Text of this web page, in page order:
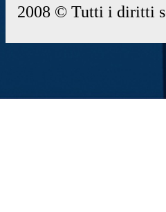
2008 © Tutti i diritti